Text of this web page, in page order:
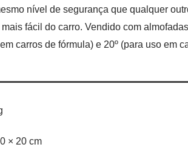
nível de segurança que qualquer
fácil do carro. Vendido com
carros de fórmula) e 20º (para uso em
× 20 cm